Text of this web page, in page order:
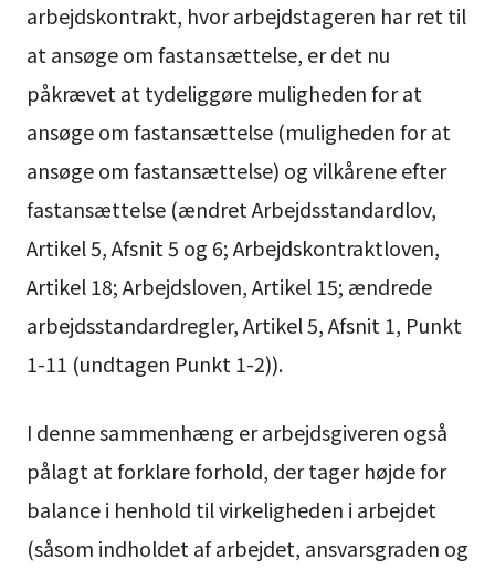
arbejdskontrakt, hvor arbejdstageren har ret til
at ansøge om fastansættelse, er det nu
påkrævet at tydeliggøre muligheden for at
ansøge om fastansættelse (muligheden for at
ansøge om fastansættelse) og vilkårene efter
fastansættelse (ændret Arbejdsstandardlov,
Artikel 5, Afsnit 5 og 6; Arbejdskontraktloven,
Artikel 18; Arbejdsloven, Artikel 15; ændrede
arbejdsstandardregler, Artikel 5, Afsnit 1, Punkt
1-11 (undtagen Punkt 1-2)).
I denne sammenhæng er arbejdsgiveren også
pålagt at forklare forhold, der tager højde for
balance i henhold til virkeligheden i arbejdet
(såsom indholdet af arbejdet, ansvarsgraden og